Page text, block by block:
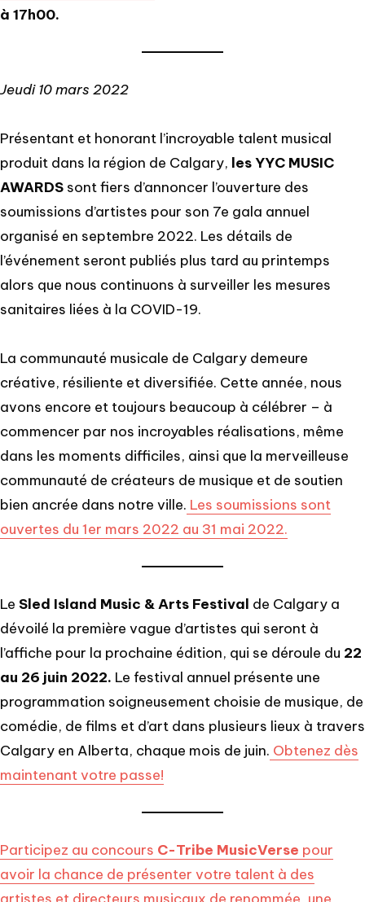
à 17h00.
Jeudi 10 mars 2022
Présentant et honorant l’incroyable talent musical
produit dans la région de Calgary, les YYC MUSIC
AWARDS sont fiers d’annoncer l’ouverture des
soumissions d’artistes pour son 7e gala annuel
organisé en septembre 2022. Les détails de
l’événement seront publiés plus tard au printemps
alors que nous continuons à surveiller les mesures
sanitaires liées à la COVID-19.
La communauté musicale de Calgary demeure
créative, résiliente et diversifiée. Cette année, nous
avons encore et toujours beaucoup à célébrer – à
commencer par nos incroyables réalisations, même
dans les moments difficiles, ainsi que la merveilleuse
communauté de créateurs de musique et de soutien
bien ancrée dans notre ville. Les soumissions sont
ouvertes du 1er mars 2022 au 31 mai 2022.
Le Sled Island Music & Arts Festival de Calgary a
dévoilé la première vague d’artistes qui seront à
l’affiche pour la prochaine édition, qui se déroule du 22
au 26 juin 2022. Le festival annuel présente une
programmation soigneusement choisie de musique, de
comédie, de films et d’art dans plusieurs lieux à travers
Calgary en Alberta, chaque mois de juin. Obtenez dès
maintenant votre passe!
Participez au concours C-Tribe MusicVerse pour
avoir la chance de présenter votre talent à des
artistes et directeurs musicaux de renommée, une